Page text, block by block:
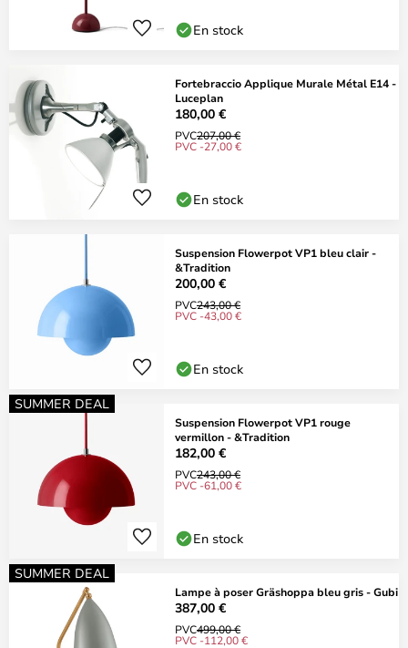
En stock
Fortebraccio Applique Murale Métal E14 -
Luceplan
180,00 €
PVC207,00 €
PVC -27,00 €
En stock
Suspension Flowerpot VP1 bleu clair -
&Tradition
200,00 €
PVC243,00 €
PVC -43,00 €
En stock
SUMMER DEAL
Suspension Flowerpot VP1 rouge
vermillon - &Tradition
182,00 €
PVC243,00 €
PVC -61,00 €
En stock
SUMMER DEAL
Lampe à poser Gräshoppa bleu gris - Gubi
387,00 €
PVC499,00 €
PVC -112,00 €